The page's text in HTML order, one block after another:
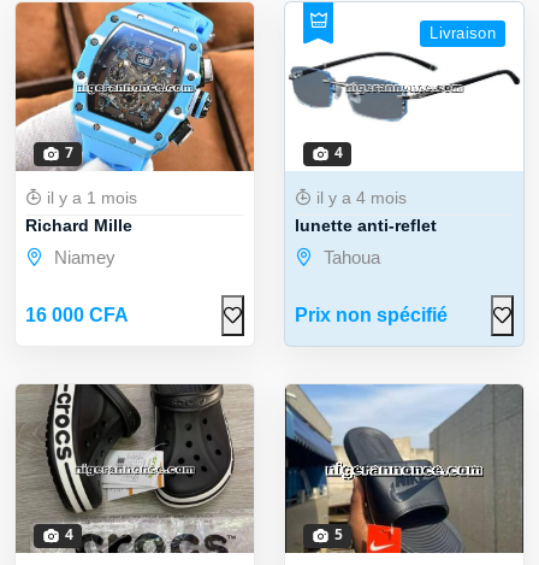
7
il y a 1 mois
Richard Mille
Niamey
16 000 CFA
4
Livraison
il y a 4 mois
lunette anti-reflet
Tahoua
Prix non spécifié
4 5